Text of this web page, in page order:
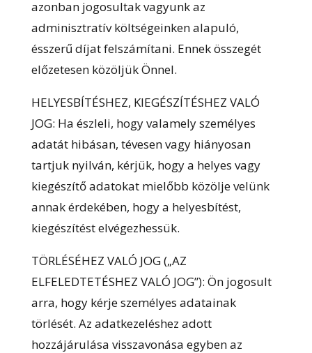
azonban jogosultak vagyunk az
adminisztratív költségeinken alapuló,
ésszerű díjat felszámítani. Ennek összegét
előzetesen közöljük Önnel.
HELYESBÍTÉSHEZ, KIEGÉSZÍTÉSHEZ VALÓ
JOG: Ha észleli, hogy valamely személyes
adatát hibásan, tévesen vagy hiányosan
tartjuk nyilván, kérjük, hogy a helyes vagy
kiegészítő adatokat mielőbb közölje velünk
annak érdekében, hogy a helyesbítést,
kiegészítést elvégezhessük.
TÖRLÉSÉHEZ VALÓ JOG („AZ
ELFELEDTETÉSHEZ VALÓ JOG”): Ön jogosult
arra, hogy kérje személyes adatainak
törlését. Az adatkezeléshez adott
hozzájárulása visszavonása egyben az